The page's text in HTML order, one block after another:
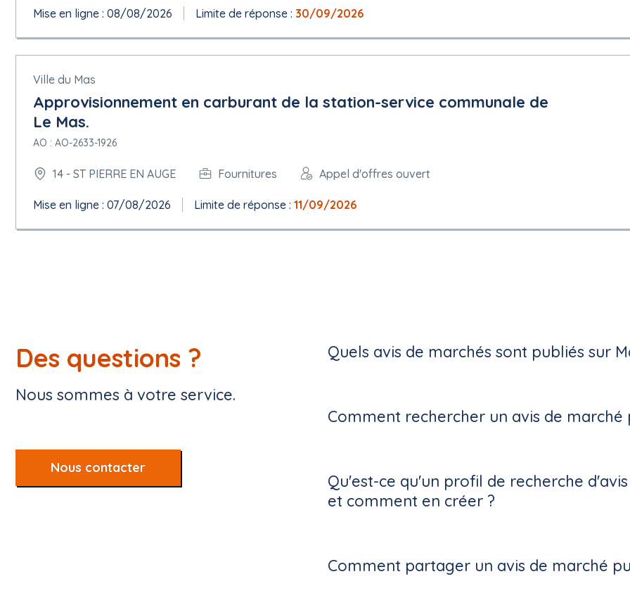
Mise en ligne : 08/08/2026 Limite de réponse : 30/09/2026
Ville du Mas
Approvisionnement en carburant de la station-service communale de
Le Mas.
AO : AO-2633-1926
14 - ST PIERRE EN AUGE Fournitures Appel d'offres ouvert
Mise en ligne : 07/08/2026 Limite de réponse : 11/09/2026
Des questions ?
Nous sommes à votre service.
Nous contacter
Quels avis de marchés sont publiés sur
Comment rechercher un avis de marché
Qu'est-ce qu'un profil de recherche
et comment en créer ?
Comment partager un avis de marché